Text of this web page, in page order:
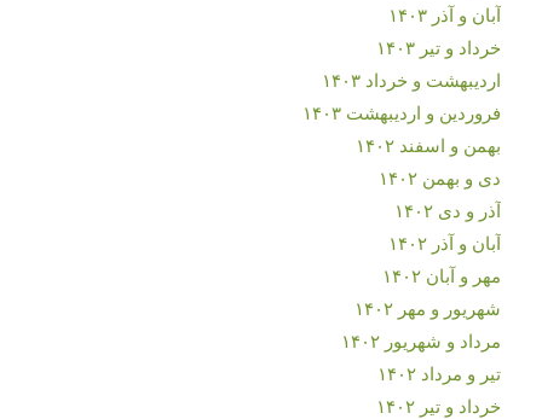
آبان و آذر ۱۴۰۳
خرداد و تیر ۱۴۰۳
اردیبهشت و خرداد ۱۴۰۳
فروردین و اردیبهشت ۱۴۰۳
بهمن و اسفند ۱۴۰۲
دی و بهمن ۱۴۰۲
آذر و دی ۱۴۰۲
آبان و آذر ۱۴۰۲
مهر و آبان ۱۴۰۲
شهریور و مهر ۱۴۰۲
مرداد و شهریور ۱۴۰۲
تیر و مرداد ۱۴۰۲
خرداد و تیر ۱۴۰۲